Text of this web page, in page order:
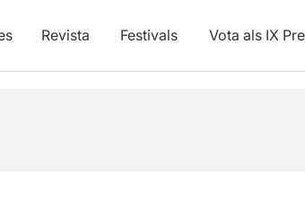
Revista Festivals Vota als IX